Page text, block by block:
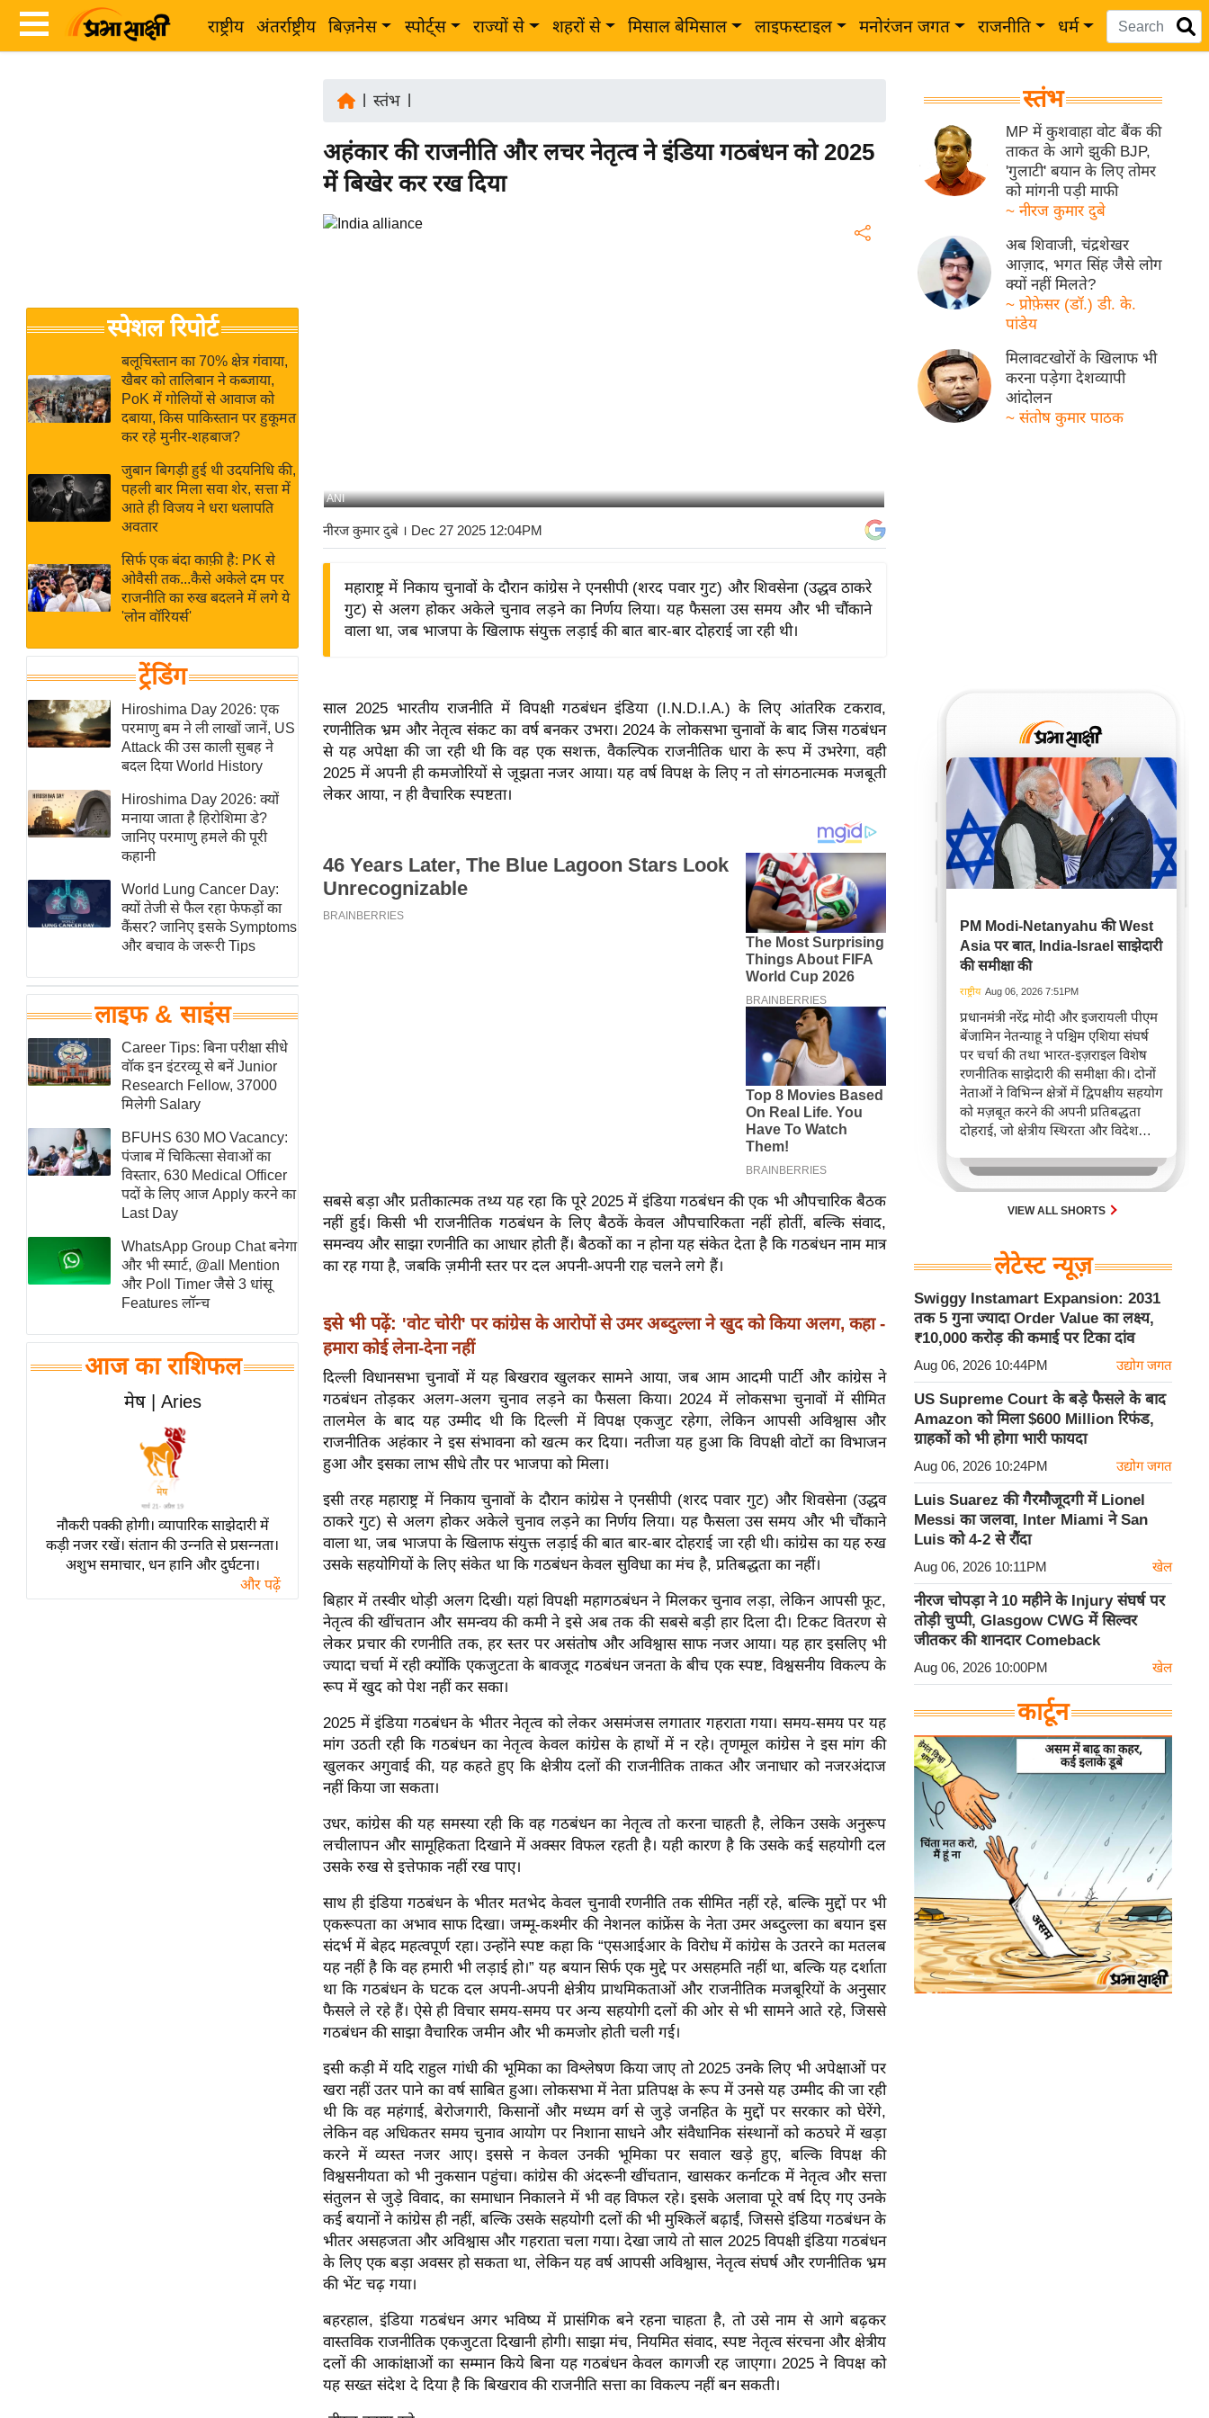
राष्ट्रीय अंतर्राष्ट्रीय बिज़नेस स्पोर्ट्स राज्यों से शहरों से मिसाल बेमिसाल लाइफस्टाइल मनोरंजन जगत राजनीति धर्म
Breaking
News in
Hindi
Hindi
Videos
जगत
राय
बजट
IPL
2026
ई-पेपर
मिसाल बेमिसाल
शख्सियत
यंग इंडिया
साहित्य जगत
ऑटो वर्ल्ड
न्यूज ब्रीफ
मनोरंजन जगत
बॉलीवुड
हॉलीवुड
फिल्म समीक्षा
News
लाइफस्टाइल
टेक्नॉलॉजी
ब्यूटी/फैशन
घरेलू नुस्खे
पर्यटन स्थल
फिटनेस मंत्रा
रिलेशनशिप
विश्लेषण
समसामयिक
मातृभूमि
स्तंभ
एम.
आर.
चाय पर
समीक्षा
व्रत
त्योहार
राशिफल
विशेष
स्पेशल रिपोर्ट
बलूचिस्तान का 70% क्षेत्र गंवाया,
खैबर को तालिबान ने कब्जाया,
PoK में गोलियों से आवाज को
दबाया, किस पाकिस्तान पर हुकूमत
कर रहे मुनीर-शहबाज?
जुबान बिगड़ी हुई थी उदयनिधि की,
पहली बार मिला सवा शेर, सत्ता में
आते ही विजय ने धरा थलापति
अवतार
सिर्फ एक बंदा काफ़ी है: PK से
ओवैसी तक...कैसे अकेले दम पर
राजनीति का रुख बदलने में लगे ये
'लोन वॉरियर्स'
ट्रेंडिंग
Hiroshima Day 2026: एक
परमाणु बम ने ली लाखों जानें, US
Attack की उस काली सुबह ने
बदल दिया World History
Hiroshima Day 2026: क्यों
मनाया जाता है हिरोशिमा डे?
जानिए परमाणु हमले की पूरी
कहानी
World Lung Cancer Day:
क्यों तेजी से फैल रहा फेफड़ों का
कैंसर? जानिए इसके Symptoms
और बचाव के जरूरी Tips
लाइफ & साइंस
Career Tips: बिना परीक्षा सीधे
वॉक इन इंटरव्यू से बनें Junior
Research Fellow, 37000
मिलेगी Salary
BFUHS 630 MO Vacancy:
पंजाब में चिकित्सा सेवाओं का
विस्तार, 630 Medical Officer
पदों के लिए आज Apply करने का
Last Day
WhatsApp Group Chat बनेगा
और भी स्मार्ट, @all Mention
और Poll Timer जैसे 3 धांसू
Features लॉन्च
आज का राशिफल
मेष | Aries
नौकरी पक्की होगी। व्यापारिक साझेदारी में
कड़ी नजर रखें। संतान की उन्नति से प्रसन्नता।
अशुभ समाचार, धन हानि और दुर्घटना।
और पढ़ें
स्तंभ
अहंकार की राजनीति और लचर नेतृत्व ने इंडिया गठबंधन को 2025
में बिखेर कर रख दिया
ANI
नीरज कुमार दुबे । Dec 27 2025 12:04PM
महाराष्ट्र में निकाय चुनावों के दौरान कांग्रेस ने एनसीपी (शरद पवार गुट) और शिवसेना (उद्धव ठाकरे
गुट) से अलग होकर अकेले चुनाव लड़ने का निर्णय लिया। यह फैसला उस समय और भी चौंकाने
वाला था, जब भाजपा के खिलाफ संयुक्त लड़ाई की बात बार-बार दोहराई जा रही थी।
साल 2025 भारतीय राजनीति में विपक्षी गठबंधन इंडिया (I.N.D.I.A.) के लिए आंतरिक टकराव,
रणनीतिक भ्रम और नेतृत्व संकट का वर्ष बनकर उभरा। 2024 के लोकसभा चुनावों के बाद जिस गठबंधन
से यह अपेक्षा की जा रही थी कि वह एक सशक्त, वैकल्पिक राजनीतिक धारा के रूप में उभरेगा, वही
2025 में अपनी ही कमजोरियों से जूझता नजर आया। यह वर्ष विपक्ष के लिए न तो संगठनात्मक मजबूती
लेकर आया, न ही वैचारिक स्पष्टता।
सबसे बड़ा और प्रतीकात्मक तथ्य यह रहा कि पूरे 2025 में इंडिया गठबंधन की एक भी औपचारिक बैठक
नहीं हुई। किसी भी राजनीतिक गठबंधन के लिए बैठकें केवल औपचारिकता नहीं होतीं, बल्कि संवाद,
समन्वय और साझा रणनीति का आधार होती हैं। बैठकों का न होना यह संकेत देता है कि गठबंधन नाम मात्र
का रह गया है, जबकि ज़मीनी स्तर पर दल अपनी-अपनी राह चलने लगे हैं।
इसे भी पढ़ें: 'वोट चोरी' पर कांग्रेस के आरोपों से उमर अब्दुल्ला ने खुद को किया अलग, कहा -
हमारा कोई लेना-देना नहीं
दिल्ली विधानसभा चुनावों में यह बिखराव खुलकर सामने आया, जब आम आदमी पार्टी और कांग्रेस ने
गठबंधन तोड़कर अलग-अलग चुनाव लड़ने का फैसला किया। 2024 में लोकसभा चुनावों में सीमित
तालमेल के बाद यह उम्मीद थी कि दिल्ली में विपक्ष एकजुट रहेगा, लेकिन आपसी अविश्वास और
राजनीतिक अहंकार ने इस संभावना को खत्म कर दिया। नतीजा यह हुआ कि विपक्षी वोटों का विभाजन
हुआ और इसका लाभ सीधे तौर पर भाजपा को मिला।
इसी तरह महाराष्ट्र में निकाय चुनावों के दौरान कांग्रेस ने एनसीपी (शरद पवार गुट) और शिवसेना (उद्धव
ठाकरे गुट) से अलग होकर अकेले चुनाव लड़ने का निर्णय लिया। यह फैसला उस समय और भी चौंकाने
वाला था, जब भाजपा के खिलाफ संयुक्त लड़ाई की बात बार-बार दोहराई जा रही थी। कांग्रेस का यह रुख
उसके सहयोगियों के लिए संकेत था कि गठबंधन केवल सुविधा का मंच है, प्रतिबद्धता का नहीं।
बिहार में तस्वीर थोड़ी अलग दिखी। यहां विपक्षी महागठबंधन ने मिलकर चुनाव लड़ा, लेकिन आपसी फूट,
नेतृत्व की खींचतान और समन्वय की कमी ने इसे अब तक की सबसे बड़ी हार दिला दी। टिकट वितरण से
लेकर प्रचार की रणनीति तक, हर स्तर पर असंतोष और अविश्वास साफ नजर आया। यह हार इसलिए भी
ज्यादा चर्चा में रही क्योंकि एकजुटता के बावजूद गठबंधन जनता के बीच एक स्पष्ट, विश्वसनीय विकल्प के
रूप में खुद को पेश नहीं कर सका।
2025 में इंडिया गठबंधन के भीतर नेतृत्व को लेकर असमंजस लगातार गहराता गया। समय-समय पर यह
मांग उठती रही कि गठबंधन का नेतृत्व केवल कांग्रेस के हाथों में न रहे। तृणमूल कांग्रेस ने इस मांग की
खुलकर अगुवाई की, यह कहते हुए कि क्षेत्रीय दलों की राजनीतिक ताकत और जनाधार को नजरअंदाज
नहीं किया जा सकता।
उधर, कांग्रेस की यह समस्या रही कि वह गठबंधन का नेतृत्व तो करना चाहती है, लेकिन उसके अनुरूप
लचीलापन और सामूहिकता दिखाने में अक्सर विफल रहती है। यही कारण है कि उसके कई सहयोगी दल
उसके रुख से इत्तेफाक नहीं रख पाए।
साथ ही इंडिया गठबंधन के भीतर मतभेद केवल चुनावी रणनीति तक सीमित नहीं रहे, बल्कि मुद्दों पर भी
एकरूपता का अभाव साफ दिखा। जम्मू-कश्मीर की नेशनल कांफ्रेंस के नेता उमर अब्दुल्ला का बयान इस
संदर्भ में बेहद महत्वपूर्ण रहा। उन्होंने स्पष्ट कहा कि “एसआईआर के विरोध में कांग्रेस के उतरने का मतलब
यह नहीं है कि वह हमारी भी लड़ाई हो।” यह बयान सिर्फ एक मुद्दे पर असहमति नहीं था, बल्कि यह दर्शाता
था कि गठबंधन के घटक दल अपनी-अपनी क्षेत्रीय प्राथमिकताओं और राजनीतिक मजबूरियों के अनुसार
फैसले ले रहे हैं। ऐसे ही विचार समय-समय पर अन्य सहयोगी दलों की ओर से भी सामने आते रहे, जिससे
गठबंधन की साझा वैचारिक जमीन और भी कमजोर होती चली गई।
इसी कड़ी में यदि राहुल गांधी की भूमिका का विश्लेषण किया जाए तो 2025 उनके लिए भी अपेक्षाओं पर
खरा नहीं उतर पाने का वर्ष साबित हुआ। लोकसभा में नेता प्रतिपक्ष के रूप में उनसे यह उम्मीद की जा रही
थी कि वह महंगाई, बेरोजगारी, किसानों और मध्यम वर्ग से जुड़े जनहित के मुद्दों पर सरकार को घेरेंगे,
लेकिन वह अधिकतर समय चुनाव आयोग पर निशाना साधने और संवैधानिक संस्थानों को कठघरे में खड़ा
करने में व्यस्त नजर आए। इससे न केवल उनकी भूमिका पर सवाल खड़े हुए, बल्कि विपक्ष की
विश्वसनीयता को भी नुकसान पहुंचा। कांग्रेस की अंदरूनी खींचतान, खासकर कर्नाटक में नेतृत्व और सत्ता
संतुलन से जुड़े विवाद, का समाधान निकालने में भी वह विफल रहे। इसके अलावा पूरे वर्ष दिए गए उनके
कई बयानों ने कांग्रेस ही नहीं, बल्कि उसके सहयोगी दलों की भी मुश्किलें बढ़ाईं, जिससे इंडिया गठबंधन के
भीतर असहजता और अविश्वास और गहराता चला गया। देखा जाये तो साल 2025 विपक्षी इंडिया गठबंधन
के लिए एक बड़ा अवसर हो सकता था, लेकिन यह वर्ष आपसी अविश्वास, नेतृत्व संघर्ष और रणनीतिक भ्रम
की भेंट चढ़ गया।
बहरहाल, इंडिया गठबंधन अगर भविष्य में प्रासंगिक बने रहना चाहता है, तो उसे नाम से आगे बढ़कर
वास्तविक राजनीतिक एकजुटता दिखानी होगी। साझा मंच, नियमित संवाद, स्पष्ट नेतृत्व संरचना और क्षेत्रीय
दलों की आकांक्षाओं का सम्मान किये बिना यह गठबंधन केवल कागजी रह जाएगा। 2025 ने विपक्ष को
यह सख्त संदेश दे दिया है कि बिखराव की राजनीति सत्ता का विकल्प नहीं बन सकती।
स्तंभ
MP में कुशवाहा वोट बैंक की
ताकत के आगे झुकी BJP,
'गुलाटी' बयान के लिए तोमर
को मांगनी पड़ी माफी
~ नीरज कुमार दुबे
अब शिवाजी, चंद्रशेखर
आज़ाद, भगत सिंह जैसे लोग
क्यों नहीं मिलते?
~ प्रोफ़ेसर (डॉ.) डी. के.
पांडेय
मिलावटखोरों के खिलाफ भी
करना पड़ेगा देशव्यापी
आंदोलन
~ संतोष कुमार पाठक
PM Modi-Netanyahu की West
Asia पर बात, India-Israel साझेदारी
की समीक्षा की
राष्ट्रीय Aug 06, 2026 7:51PM
प्रधानमंत्री नरेंद्र मोदी और इजरायली पीएम
बेंजामिन नेतन्याहू ने पश्चिम एशिया संघर्ष
पर चर्चा की तथा भारत-इज़राइल विशेष
रणनीतिक साझेदारी की समीक्षा की। दोनों
नेताओं ने विभिन्न क्षेत्रों में द्विपक्षीय सहयोग
को मज़बूत करने की अपनी प्रतिबद्धता
दोहराई, जो क्षेत्रीय स्थिरता और विदेश
करता है।
VIEW ALL SHORTS
लेटेस्ट न्यूज़
Swiggy Instamart Expansion: 2031
तक 5 गुना ज्यादा Order Value का लक्ष्य,
₹10,000 करोड़ की कमाई पर टिका दांव
Aug 06, 2026 10:44PM उद्योग जगत
US Supreme Court के बड़े फैसले के बाद
Amazon को मिला $600 Million रिफंड,
ग्राहकों को भी होगा भारी फायदा
Aug 06, 2026 10:24PM उद्योग जगत
Luis Suarez की गैरमौजूदगी में Lionel
Messi का जलवा, Inter Miami ने San
Luis को 4-2 से रौंदा
Aug 06, 2026 10:11PM खेल
नीरज चोपड़ा ने 10 महीने के Injury संघर्ष पर
तोड़ी चुप्पी, Glasgow CWG में सिल्वर
जीतकर की शानदार Comeback
Aug 06, 2026 10:00PM खेल
कार्टून